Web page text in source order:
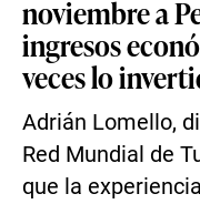
noviembre a
ingresos
veces lo
Adrián Lomello,
Red Mundial de
que la